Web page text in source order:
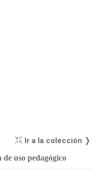
Ir a la colección ❭
de uso pedagógico